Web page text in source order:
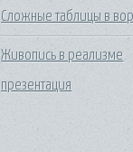
Сложные таблицы в
Живопись в реализме
презентация